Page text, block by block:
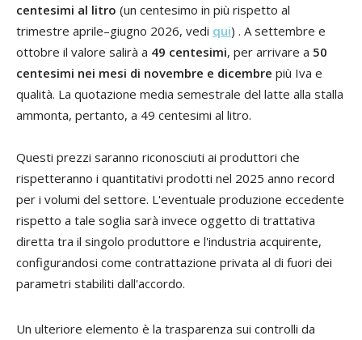
centesimi al litro (un centesimo in più rispetto al
trimestre aprile–giugno 2026, vedi qui) . A settembre e
ottobre il valore salirà a 49 centesimi, per arrivare a 50
centesimi nei mesi di novembre e dicembre più Iva e
qualità. La quotazione media semestrale del latte alla stalla
ammonta, pertanto, a 49 centesimi al litro.
Questi prezzi saranno riconosciuti ai produttori che
rispetteranno i quantitativi prodotti nel 2025 anno record
per i volumi del settore. L'eventuale produzione eccedente
rispetto a tale soglia sarà invece oggetto di trattativa
diretta tra il singolo produttore e l'industria acquirente,
configurandosi come contrattazione privata al di fuori dei
parametri stabiliti dall'accordo.
Un ulteriore elemento è la trasparenza sui controlli da